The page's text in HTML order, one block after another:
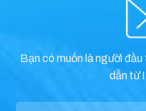
Bạn có muốn là người
dẫn từ